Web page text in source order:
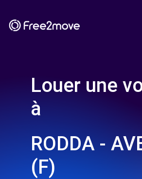
Louer une
à
RODDA -
(F)